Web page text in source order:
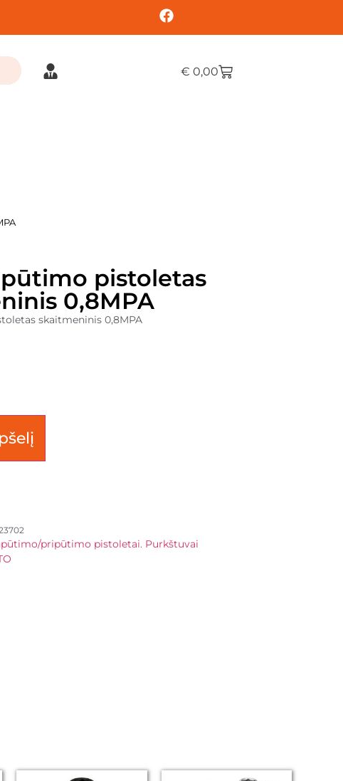
€ 0,00
pistoletas
0,8MPA
skaitmeninis 0,8MPA
pripūtimo pistoletai. Purkštuvai